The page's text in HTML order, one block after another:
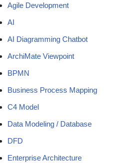
Agile Development
AI
AI Diagramming Chatbot
ArchiMate Viewpoint
BPMN
Business Process Mapping
C4 Model
Data Modeling / Database
DFD
Enterprise Architecture